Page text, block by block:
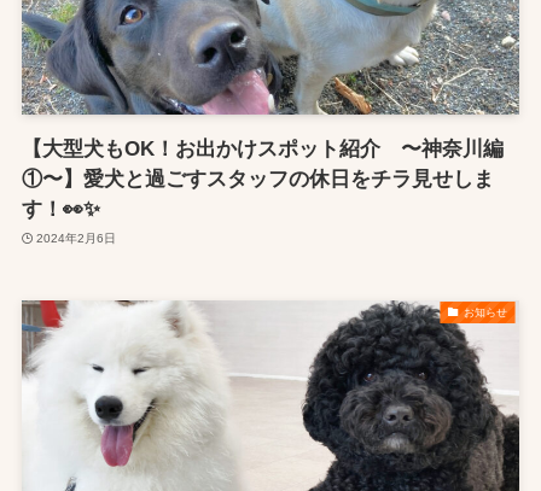
【大型犬もOK！お出かけスポット紹介 〜神奈川編
①〜】愛犬と過ごすスタッフの休日をチラ見せしま
す！👀✨
2024年2月6日
お知らせ